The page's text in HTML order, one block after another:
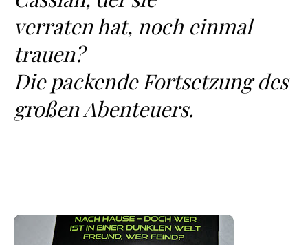
verraten hat, noch einmal
trauen?
Die packende Fortsetzung des
großen Abenteuers.